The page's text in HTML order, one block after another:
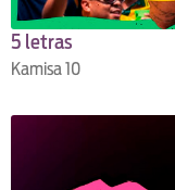
5 letras
Kamisa 10